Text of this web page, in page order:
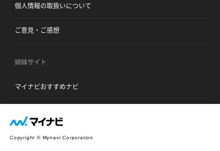
個人情報の取扱いについて
ご意見・ご感想
姉妹サイト
マイナビおすすめナビ
Copyright © Mynavi Corporation